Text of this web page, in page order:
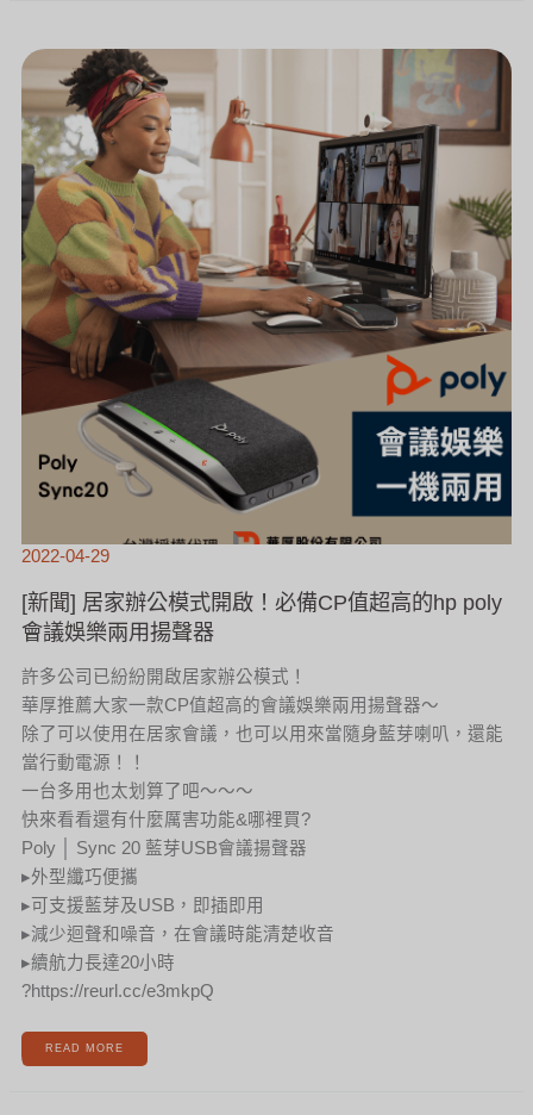
2022-04-29
[新聞] 居家辦公模式開啟！必備CP值超高的hp poly
會議娛樂兩用揚聲器
許多公司已紛紛開啟居家辦公模式！
華厚推薦大家一款CP值超高的會議娛樂兩用揚聲器～
除了可以使用在居家會議，也可以用來當隨身藍芽喇叭，還能
當行動電源！！
一台多用也太划算了吧～～～
快來看看還有什麼厲害功能&哪裡買?
Poly │ Sync 20 藍芽USB會議揚聲器
▸外型纖巧便攜
▸可支援藍芽及USB，即插即用
▸減少迴聲和噪音，在會議時能清楚收音
▸續航力長達20小時
?https://reurl.cc/e3mkpQ
聞]
家
開
啟！
必
備
CP
值
超
HP
POLY
會
議
娛
樂
兩
用
揚
READ MORE